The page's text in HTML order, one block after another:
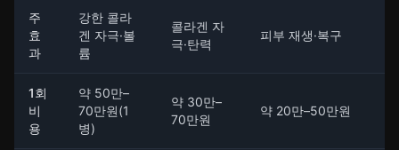
주
효
과
강한 콜라
겐 자극·볼
륨
콜라겐 자
극·탄력
피부 재생·복구
1회
비
용
약 50만–
70만원(1
병)
약 30만–
70만원
약 20만–50만원